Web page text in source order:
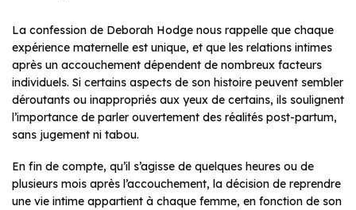
La confession de Deborah Hodge nous rappelle que chaque
expérience maternelle est unique, et que les relations intimes
après un accouchement dépendent de nombreux facteurs
individuels. Si certains aspects de son histoire peuvent sembler
déroutants ou inappropriés aux yeux de certains, ils soulignent
l’importance de parler ouvertement des réalités post-partum,
sans jugement ni tabou.
En fin de compte, qu’il s’agisse de quelques heures ou de
plusieurs mois après l’accouchement, la décision de reprendre
une vie intime appartient à chaque femme, en fonction de son